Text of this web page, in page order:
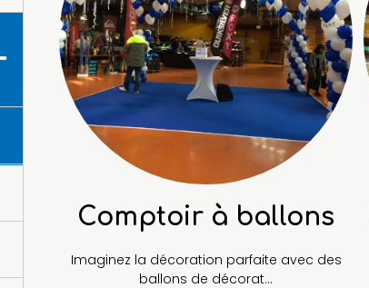
Comptoir à ballons
Imaginez la décoration parfaite avec des
ballons de décorat...